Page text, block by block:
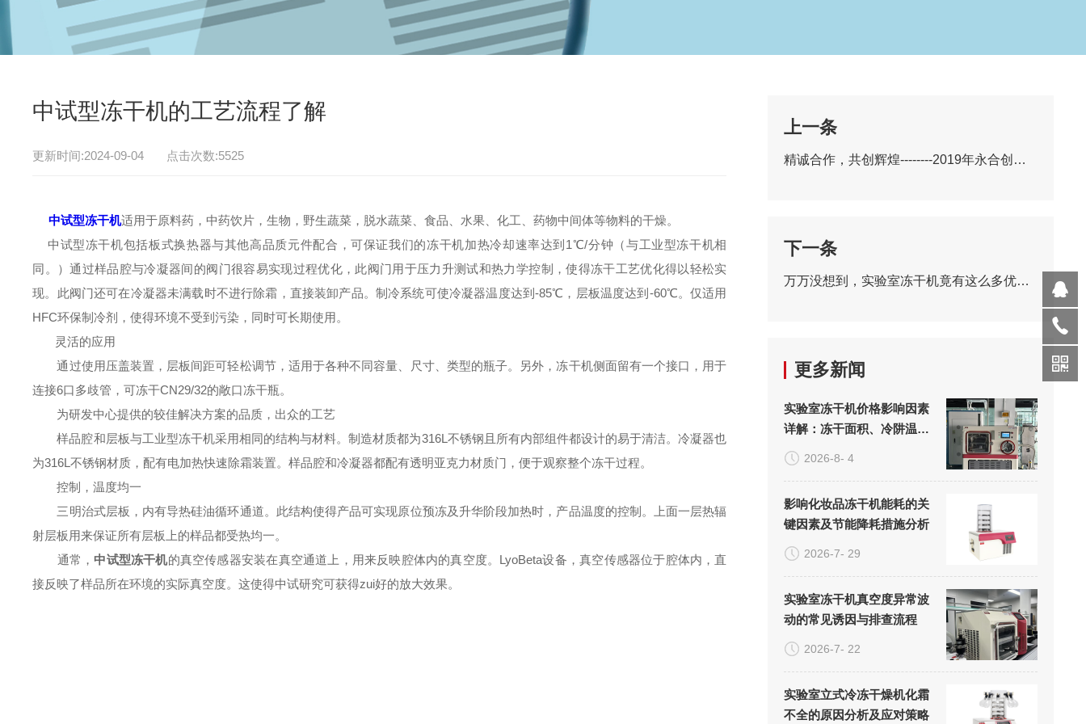
中试型冻干机的工艺流程了解
更新时间:2024-09-04 点击次数:5525
中试型冻干机适用于原料药，中药饮片，生物，野生蔬菜，脱水蔬菜、食品、水果、化工、药物中间体等物料的干燥。
中试型冻干机包括板式换热器与其他高品质元件配合，可保证我们的冻干机加热冷却速率达到1℃/分钟（与工业型冻干机相
同。）通过样品腔与冷凝器间的阀门很容易实现过程优化，此阀门用于压力升测试和热力学控制，使得冻干工艺优化得以轻松实
现。此阀门还可在冷凝器未满载时不进行除霜，直接装卸产品。制冷系统可使冷凝器温度达到-85℃，层板温度达到-60℃。仅适用
HFC环保制冷剂，使得环境不受到污染，同时可长期使用。
灵活的应用
通过使用压盖装置，层板间距可轻松调节，适用于各种不同容量、尺寸、类型的瓶子。另外，冻干机侧面留有一个接口，用于
连接6口多歧管，可冻干CN29/32的敞口冻干瓶。
为研发中心提供的较佳解决方案的品质，出众的工艺
样品腔和层板与工业型冻干机采用相同的结构与材料。制造材质都为316L不锈钢且所有内部组件都设计的易于清洁。冷凝器也
为316L不锈钢材质，配有电加热快速除霜装置。样品腔和冷凝器都配有透明亚克力材质门，便于观察整个冻干过程。
控制，温度均一
三明治式层板，内有导热硅油循环通道。此结构使得产品可实现原位预冻及升华阶段加热时，产品温度的控制。上面一层热辐
射层板用来保证所有层板上的样品都受热均一。
通常，中试型冻干机的真空传感器安装在真空通道上，用来反映腔体内的真空度。LyoBeta设备，真空传感器位于腔体内，直
接反映了样品所在环境的实际真空度。这使得中试研究可获得zui好的放大效果。
上一条
精诚合作，共创辉煌--------2019年永合创信产品经理培训会圆满落幕
下一条
万万没想到，实验室冻干机竟有这么多优势！
更多新闻
实验室冻干机价格影响因素
详解：冻干面积、冷阱温度
与真空系统的成本构成
2026-8- 4
影响化妆品冻干机能耗的关
键因素及节能降耗措施分析
2026-7- 29
实验室冻干机真空度异常波
动的常见诱因与排查流程
2026-7- 22
实验室立式冷冻干燥机化霜
不全的原因分析及应对策略